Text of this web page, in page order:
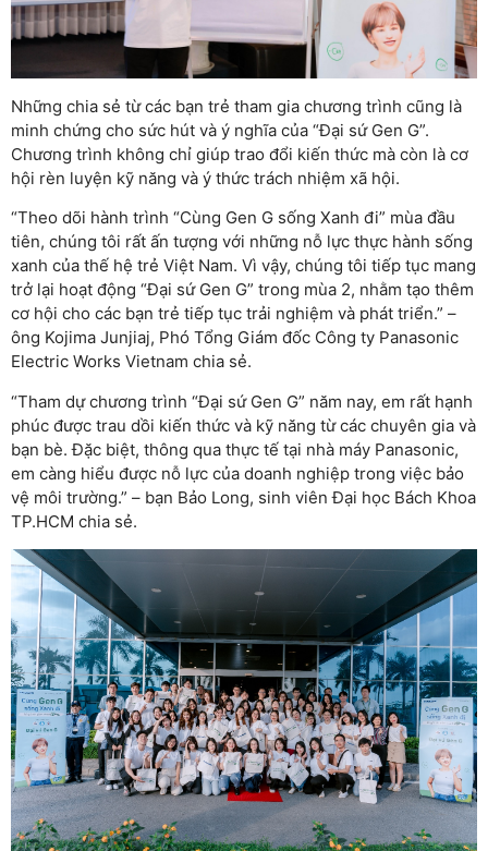
Những chia sẻ từ các bạn trẻ tham gia chương trình cũng là
minh chứng cho sức hút và ý nghĩa của “Đại sứ Gen G”.
Chương trình không chỉ giúp trao đổi kiến thức mà còn là cơ
hội rèn luyện kỹ năng và ý thức trách nhiệm xã hội.
“Theo dõi hành trình “Cùng Gen G sống Xanh đi” mùa đầu
tiên, chúng tôi rất ấn tượng với những nỗ lực thực hành sống
xanh của thế hệ trẻ Việt Nam. Vì vậy, chúng tôi tiếp tục mang
trở lại hoạt động “Đại sứ Gen G” trong mùa 2, nhằm tạo thêm
cơ hội cho các bạn trẻ tiếp tục trải nghiệm và phát triển.” –
ông Kojima Junjiaj, Phó Tổng Giám đốc Công ty Panasonic
Electric Works Vietnam chia sẻ.
“Tham dự chương trình “Đại sứ Gen G” năm nay, em rất hạnh
phúc được trau dồi kiến thức và kỹ năng từ các chuyên gia và
bạn bè. Đặc biệt, thông qua thực tế tại nhà máy Panasonic,
em càng hiểu được nỗ lực của doanh nghiệp trong việc bảo
vệ môi trường.” – bạn Bảo Long, sinh viên Đại học Bách Khoa
TP.HCM chia sẻ.